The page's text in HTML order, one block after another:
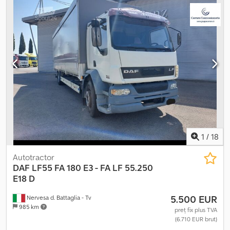
04/2027, combustibil: motorină, culoare:alb
, tip de
angrenaj:automat, clasă de emisii:Euro 6, suspensie:
lungimea spațiului de încărcare:7.200 mm, lățimea spațiului de
încărcare:
2.500 mm , An de fabricație: , Dotări:aer
condiționat, asistent de menținere a benzii de rulare, controlul
tracțiunii, înmatriculare camion
, DAF LF 290 FA, camion cu norma
de emisii Euro 6, transmisie automată, suspensie pneumatică,
cuplă pentru remorcă, sistem de climatizare, cameră de marșarier,
greutate totală 16.000 kg, rampă de încărcare cu o capacitate de
1500 kg, volumul spațiului de încărcare 7,25 x 2,48 x 2,75 m, 1 pat
pliant, al doilea proprietar. Dwjdpfx Ajzq Sthenpja
1 / 18
Nervesa d. Battaglia - Tv
985 km
Autotractor
DAF LF55 FA 180 E3 - FA LF 55.250
E18 D
5.500 EUR
preț fix plus TVA
(6.710 EUR brut)